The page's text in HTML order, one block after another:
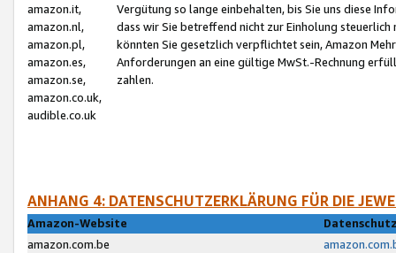
amazon.it,
amazon.nl,
amazon.pl,
amazon.es,
amazon.se,
amazon.co.uk,
audible.co.uk
Vergütung so lange einbehalten, bis Sie uns diese
dass wir Sie betreffend nicht zur Einholung
könnten Sie gesetzlich verpflichtet sein, Amazon
Anforderungen an eine gültige MwSt.-Rechnung
zahlen.
ANHANG 4: DATENSCHUTZERKLÄRUNG FÜR DIE
Amazon-Website
amazon.com.be